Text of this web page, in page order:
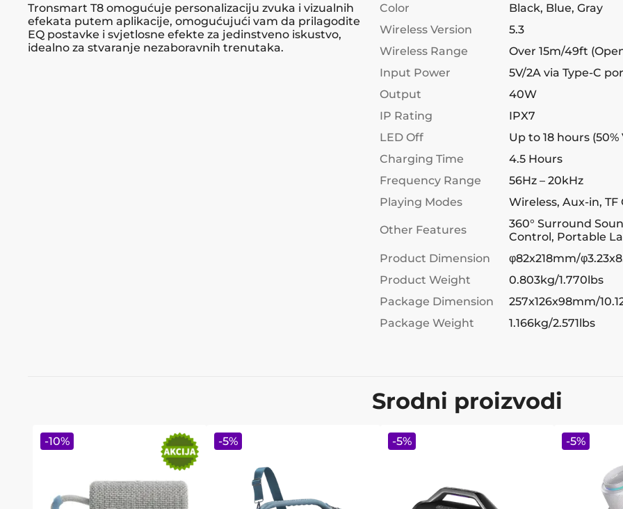
Tronsmart T8 omogućuje personalizaciju zvuka i vizualnih
efekata putem aplikacije, omogućujući vam da prilagodite
EQ postavke i svjetlosne efekte za jedinstveno iskustvo,
idealno za stvaranje nezaboravnih trenutaka.
Color
Black, Blue, Gray
Wireless Version
5.3
Wireless Range
Over 15m/49ft
Input Power
5V/2A via Type-C
Output
40W
IP Rating
IPX7
LED Off
Up to 18 hours
Charging Time
4.5 Hours
Frequency Range
56Hz – 20kHz
Playing Modes
Wireless, Aux-in, TF
Other Features
360° Surround
Control, Portable
Product Dimension
φ82x218mm/
Product Weight
0.803kg/1.770lbs
Package Dimension
257x126x98mm/
Package Weight
1.166kg/2.571lbs
Srodni proizvodi
-10% -5% -5% -5%